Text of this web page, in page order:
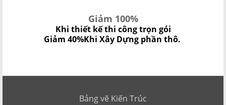
Giảm 100%
Khi thiết kế thi công trọn gói
Giảm 40%Khi Xây Dựng phần thô.
Bảng vẽ Kiến Trúc